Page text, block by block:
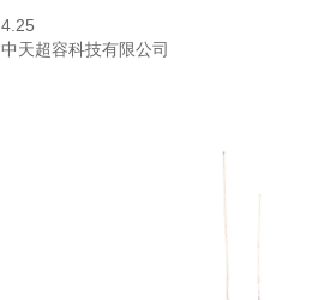
4.25
中天超容科技有限公司